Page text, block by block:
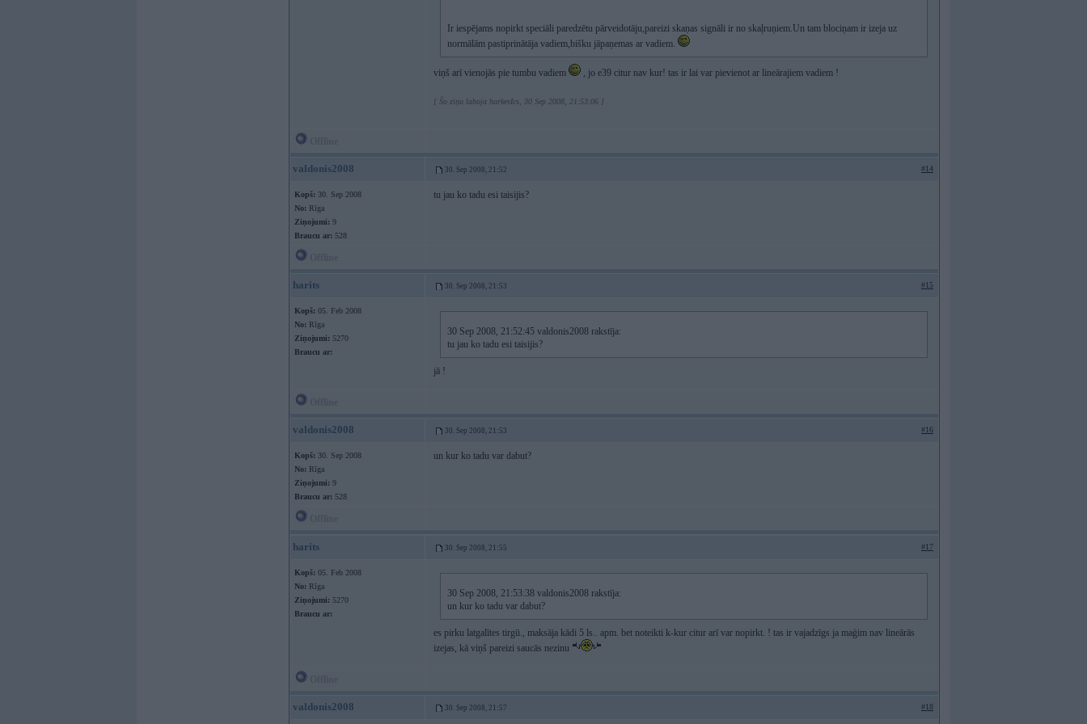
Ir iespējams nopirkt speciāli paredzētu pārveidotāju,pareizi skaņas signāli ir no skaļruņiem.Un tam blociņam ir izeja uz
normālām pastiprinātāja vadiem,bišku jāpaņemas ar vadiem.
viņš arī vienojās pie tumbu vadiem , jo e39 citur nav kur! tas ir lai var pievienot ar lineārajiem vadiem !
[ Šo ziņu laboja harkevIcs, 30 Sep 2008, 21:53:06 ]
valdonis2008 30. Sep 2008, 21:52 #14
Kopš: 30. Sep 2008
No: Rīga
Ziņojumi: 9
Braucu ar: 528
tu jau ko tadu esi taisijis?
harits 30. Sep 2008, 21:53 #15
Kopš: 05. Feb 2008
No: Rīga
Ziņojumi: 5270
Braucu ar:
30 Sep 2008, 21:52:45 valdonis2008 rakstīja:
tu jau ko tadu esi taisijis?
jā !
valdonis2008 30. Sep 2008, 21:53 #16
Kopš: 30. Sep 2008
No: Rīga
Ziņojumi: 9
Braucu ar: 528
un kur ko tadu var dabut?
harits 30. Sep 2008, 21:55 #17
Kopš: 05. Feb 2008
No: Rīga
Ziņojumi: 5270
Braucu ar:
30 Sep 2008, 21:53:38 valdonis2008 rakstīja:
un kur ko tadu var dabut?
es pirku latgalītes tirgū., maksāja kādi 5 ls.. apm. bet noteikti k-kur citur arī var nopirkt. ! tas ir vajadzīgs ja maģim nav lineārās
izejas, kā viņš pareizi saucās nezinu
valdonis2008 30. Sep 2008, 21:57 #18